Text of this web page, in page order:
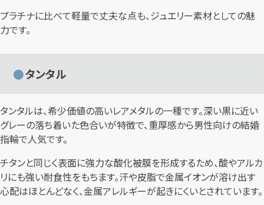
プラチナに比べて軽量で丈夫な点も、ジュエリー素材としての魅
力です。
タンタル
タンタルは、希少価値の高いレアメタルの一種です。深い黒に近い
グレーの落ち着いた色合いが特徴で、重厚感から男性向けの結婚
指輪で人気です。
チタンと同じく表面に強力な酸化被膜を形成するため、酸やアルカ
リにも強い耐食性をもちます。汗や皮脂で金属イオンが溶け出す
心配はほとんどなく、金属アレルギーが起きにくいとされています。